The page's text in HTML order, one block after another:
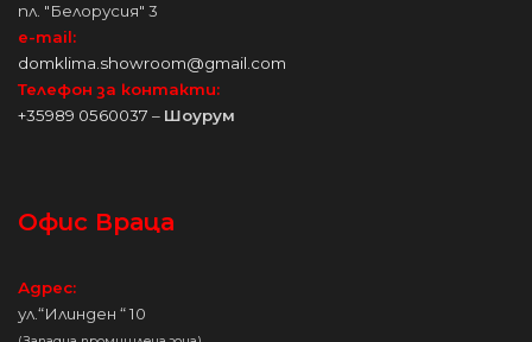
пл. "Белорусия" 3
e-mail:
domklima.showroom@gmail.com
Телефон за контакти:
+35989 0560037 – Шоурум
Офис Враца
Адрес:
ул.“Илинден “ 10